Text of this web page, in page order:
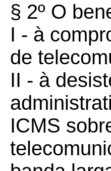
§ 2º O
I - à
de
II - à
ICMS